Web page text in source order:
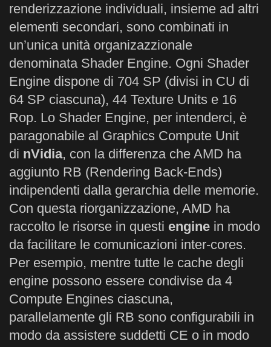
renderizzazione individuali, insieme ad altri
elementi secondari, sono combinati in
un’unica unità organizazzionale
denominata Shader Engine. Ogni Shader
Engine dispone di 704 SP (divisi in CU di
64 SP ciascuna), 44 Texture Units e 16
Rop. Lo Shader Engine, per intenderci, è
paragonabile al Graphics Compute Unit
di nVidia, con la differenza che AMD ha
aggiunto RB (Rendering Back-Ends)
indipendenti dalla gerarchia delle memorie.
Con questa riorganizzazione, AMD ha
raccolto le risorse in questi engine in modo
da facilitare le comunicazioni inter-cores.
Per esempio, mentre tutte le cache degli
engine possono essere condivise da 4
Compute Engines ciascuna,
parallelamente gli RB sono configurabili in
modo da assistere suddetti CE o in modo